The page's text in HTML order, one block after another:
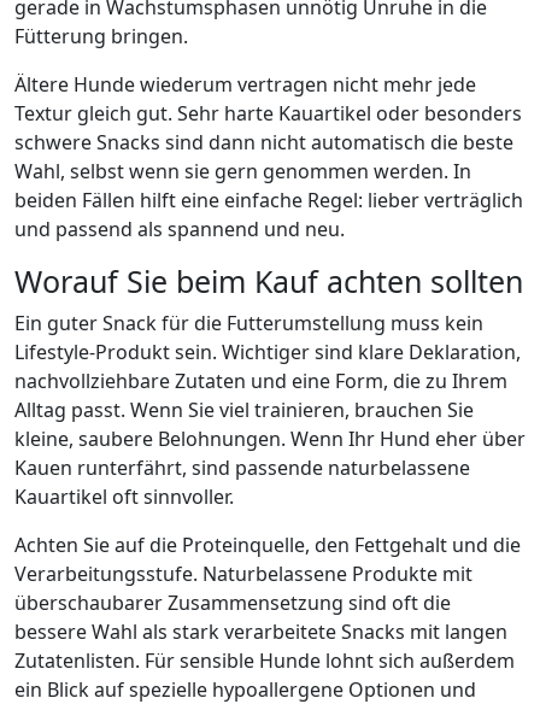
gerade in Wachstumsphasen unnötig Unruhe in die
Fütterung bringen.
Ältere Hunde wiederum vertragen nicht mehr jede
Textur gleich gut. Sehr harte Kauartikel oder besonders
schwere Snacks sind dann nicht automatisch die beste
Wahl, selbst wenn sie gern genommen werden. In
beiden Fällen hilft eine einfache Regel: lieber verträglich
und passend als spannend und neu.
Worauf Sie beim Kauf achten sollten
Ein guter Snack für die Futterumstellung muss kein
Lifestyle-Produkt sein. Wichtiger sind klare Deklaration,
nachvollziehbare Zutaten und eine Form, die zu Ihrem
Alltag passt. Wenn Sie viel trainieren, brauchen Sie
kleine, saubere Belohnungen. Wenn Ihr Hund eher über
Kauen runterfährt, sind passende naturbelassene
Kauartikel oft sinnvoller.
Achten Sie auf die Proteinquelle, den Fettgehalt und die
Verarbeitungsstufe. Naturbelassene Produkte mit
überschaubarer Zusammensetzung sind oft die
bessere Wahl als stark verarbeitete Snacks mit langen
Zutatenlisten. Für sensible Hunde lohnt sich außerdem
ein Blick auf spezielle hypoallergene Optionen und